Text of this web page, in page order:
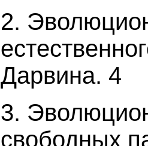
2.
Дарвина. 4
3.
свободных